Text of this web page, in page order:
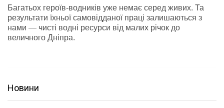
Багатьох героїв-водників уже немає серед живих. Та
результати їхньої самовідданої праці залишаються з
нами — чисті водні ресурси від малих річок до
величного Дніпра.
Новини